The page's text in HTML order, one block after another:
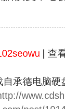
| 查
承德电脑